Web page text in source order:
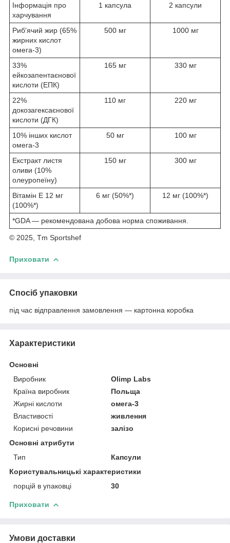
Інформація про
харчування
1 капсула 2 капсули
Риб'ячий жир (65%
жирних кислот
омега-3)
500 мг 1000 мг
33%
ейкозапентаєнової
кислоти (ЕПК)
165 мг 330 мг
22%
докозагексаєнової
кислоти (ДГК)
110 мг 220 мг
10% інших кислот
омега-3
50 мг 100 мг
Екстракт листя
оливи (10%
олеуропеїну)
150 мг 300 мг
Вітамін E 12 мг
(100%*)
6 мг (50%*) 12 мг (100%*)
*GDA — рекомендована добова норма споживання.
© 2025, Tm Sportshef
Приховати
Спосіб упаковки
під час відправлення замовлення — картонна коробка
Характеристики
Основні
Виробник
Olimp Labs
Країна виробник
Польща
Жирні кислоти
омега-3
Властивості
живлення
Корисні речовини
залізо
Основні атрибути
Тип
Капсули
Користувальницькі характеристики
порцій в упаковці
30
Приховати
Умови доставки